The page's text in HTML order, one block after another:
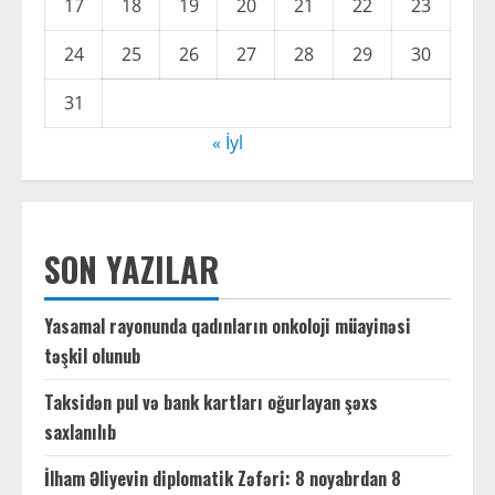
17
18 19 20 21 22
23
24
25 26 27 28 29
30
31
« İyl
SON YAZILAR
Yasamal rayonunda qadınların onkoloji müayinəsi
təşkil olunub
Taksidən pul və bank kartları oğurlayan şəxs
saxlanılıb
İlham Əliyevin diplomatik Zəfəri: 8 noyabrdan 8